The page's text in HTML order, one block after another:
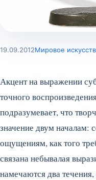
19.09.2012Мировое
Акцент на выражении
точного
подразумевает, что
значение двум началам:
ощущениям, как того
связана небывалая
намечаются два